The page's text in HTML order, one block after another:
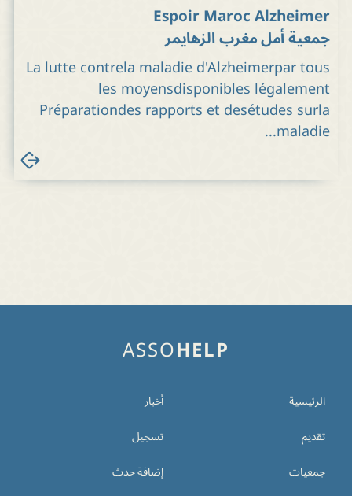
Espoir Maroc Alzheimer
جمعية أمل مغرب الزهايمر
La lutte contrela maladie d'Alzheimerpar tous
les moyensdisponibles légalement
Préparationdes rapports et desétudes surla
maladie...
ASSOHELP
الرئيسية
تقديم
جمعيات
أخبار
تسجيل
إضافة حدث